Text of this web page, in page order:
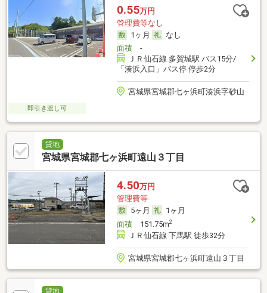
0.55万円
管理費等なし
1ヶ月
なし
面積-
ＪＲ仙石線 多賀城駅 バス15分/
「湊浜入口」バス停 停歩2分
宮城県宮城郡七ヶ浜町湊浜字砂山
即引き渡し可
貸地
宮城県宮城郡七ヶ浜町遠山３丁目
4.50万円
管理費等-
5ヶ月
1ヶ月
面積151.75m2
ＪＲ仙石線 下馬駅 徒歩32分
宮城県宮城郡七ヶ浜町遠山３丁目